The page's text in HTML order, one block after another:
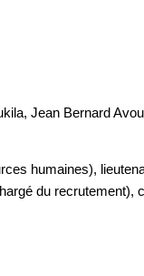
Jean Bernard
humaines),
du recrutement),